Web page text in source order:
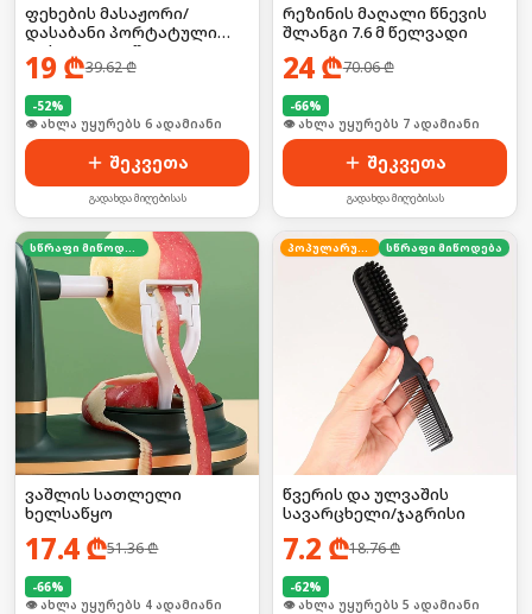
ფეხების მასაჟორი/
დასაბანი პორტატული
დასაკეცი ტაშტი
19 ₾39.62₾
-52%
🛒 ბოლო 24სთ-ში იყიდა 9-მა
შეკვეთა
გადახდა მიღებისას
რეზინის მაღალი წნევის
შლანგი 7.6 მ წელვადი
24₾70.06₾
-66%
🛒 ბოლო 24სთ-ში იყიდა 10-მა
შეკვეთა
გადახდა მიღებისას
ვაშლის სათლელი
ხელსაწყო
17.4₾51.36₾
-66%
🛒 ბოლო 24სთ-ში იყიდა 28-მა
სწრაფი მიწოდება
წვერის და ულვაშის
სავარცხელი/ჯაგრისი
7.2 ₾18.76₾
-62%
🛒 ბოლო 24სთ-ში იყიდა 11-მა